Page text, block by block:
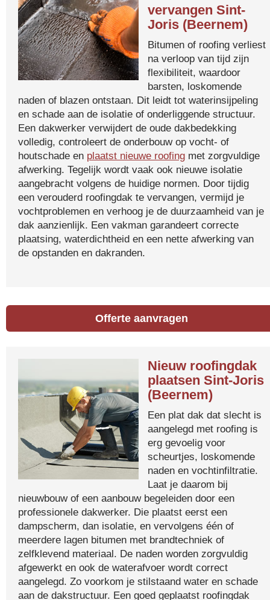
vervangen Sint-
Joris (Beernem)
Bitumen of roofing verliest
na verloop van tijd zijn
flexibiliteit, waardoor
barsten, loskomende
naden of blazen ontstaan. Dit leidt tot waterinsijpeling
en schade aan de isolatie of onderliggende structuur.
Een dakwerker verwijdert de oude dakbedekking
volledig, controleert de onderbouw op vocht- of
houtschade en plaatst nieuwe roofing met zorgvuldige
afwerking. Tegelijk wordt vaak ook nieuwe isolatie
aangebracht volgens de huidige normen. Door tijdig
een verouderd roofingdak te vervangen, vermijd je
vochtproblemen en verhoog je de duurzaamheid van je
dak aanzienlijk. Een vakman garandeert correcte
plaatsing, waterdichtheid en een nette afwerking van
de opstanden en dakranden.
Offerte aanvragen
Nieuw roofingdak
plaatsen Sint-Joris
(Beernem)
Een plat dak dat slecht is
aangelegd met roofing is
erg gevoelig voor
scheurtjes, loskomende
naden en vochtinfiltratie.
Laat je daarom bij
nieuwbouw of een aanbouw begeleiden door een
professionele dakwerker. Die plaatst eerst een
dampscherm, dan isolatie, en vervolgens één of
meerdere lagen bitumen met brandtechniek of
zelfklevend materiaal. De naden worden zorgvuldig
afgewerkt en ook de waterafvoer wordt correct
aangelegd. Zo voorkom je stilstaand water en schade
aan de dakstructuur. Een goed geplaatst roofingdak